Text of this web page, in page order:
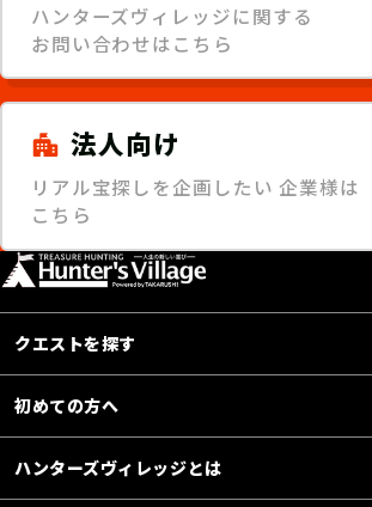
ハンターズヴィレッジに関する
お問い合わせはこちら
法人向け
リアル宝探しを企画したい 企業様は
こちら
クエストを探す
初めての方へ
ハンターズヴィレッジとは